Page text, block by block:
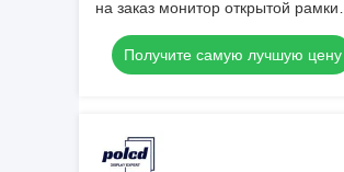
на заказ монитор открытой рамки
дисплея ВГА дисплея СИД ЛКД для
промышленного
Получите самую лучшую цену